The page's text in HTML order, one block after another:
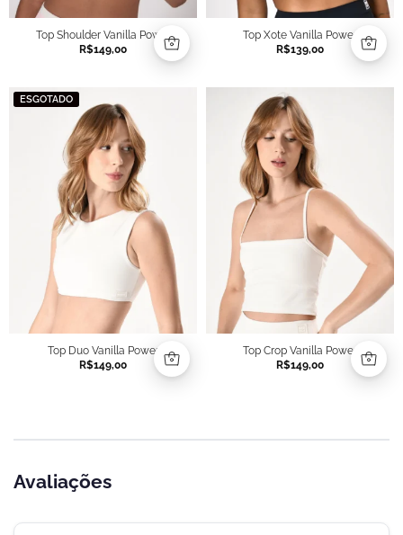
Top Shoulder Vanilla Power
R$149,00
Top Xote Vanilla Power
R$139,00
ESGOTADO
Top Duo Vanilla Power
R$149,00
Top Crop Vanilla Power
R$149,00
Avaliações